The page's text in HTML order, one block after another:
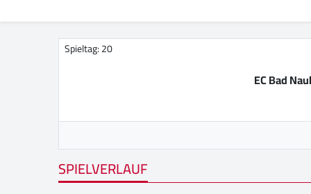
Spieltag: 20
EC Bad
SPIELVERLAUF